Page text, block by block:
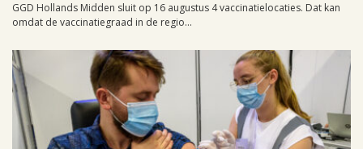
GGD Hollands Midden sluit op 16 augustus 4 vaccinatielocaties. Dat kan
omdat de vaccinatiegraad in de regio...